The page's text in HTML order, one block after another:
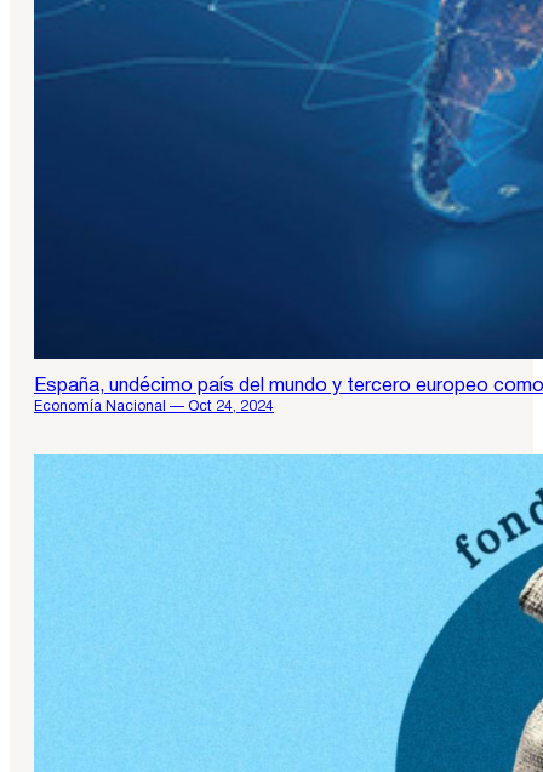
España, undécimo país del mundo y tercero europeo
Economía Nacional — Oct 24, 2024